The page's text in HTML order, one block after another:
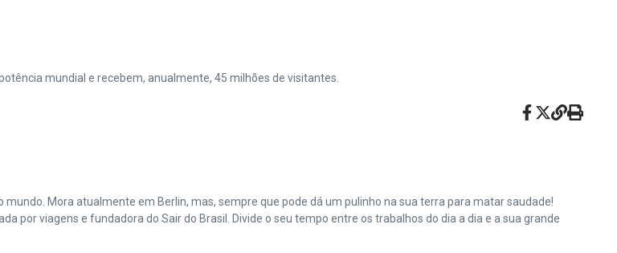
mundial e recebem, anualmente, 45 milhões de visitantes.
Mora atualmente em Berlin, mas, sempre que pode dá um pulinho na sua terra para matar saudade!
por viagens e fundadora do Sair do Brasil. Divide o seu tempo entre os trabalhos do dia a dia e a sua grande